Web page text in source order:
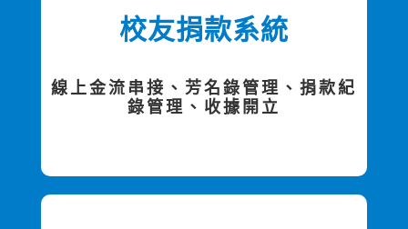
校友捐款系統
線上金流串接、芳名錄管理、捐款紀
錄管理、收據開立